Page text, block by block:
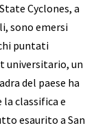
Cyclones, a
sono emersi
puntati
universitario, un
del paese ha
classifica e
esaurito a San